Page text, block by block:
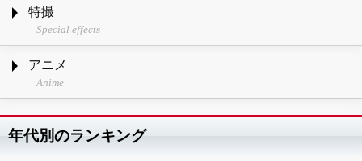
特撮
Special effects
アニメ
Anime
年代別のランキング